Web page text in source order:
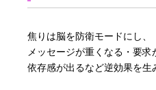
焦りは脳を防衛モードにし、
メッセージが重くなる・要求
依存感が出るなど逆効果を生